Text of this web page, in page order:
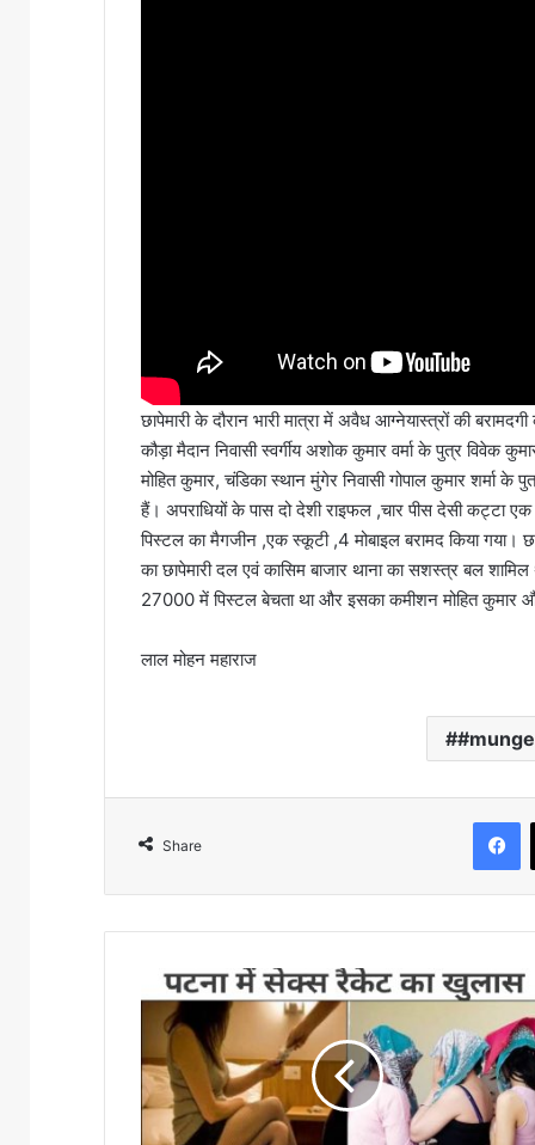
छापेमारी के दौरान भारी मात्रा में अवैध आग्नेयास्त्रों की
कौड़ा मैदान निवासी स्वर्गीय अशोक कुमार वर्मा के पुत्र विवेक
मोहित कुमार, चंडिका स्थान मुंगेर निवासी गोपाल कुमार शर्मा के
हैं। अपराधियों के पास दो देशी राइफल ,चार पीस देसी कट्टा
पिस्टल का मैगजीन ,एक स्कूटी ,4 मोबाइल बरामद किया गया।
का छापेमारी दल एवं कासिम बाजार थाना का सशस्त्र बल
27000 में पिस्टल बेचता था और इसका कमीशन मोहित कुमार
लाल मोहन महाराज
Share
ट
के
गे
स्ट